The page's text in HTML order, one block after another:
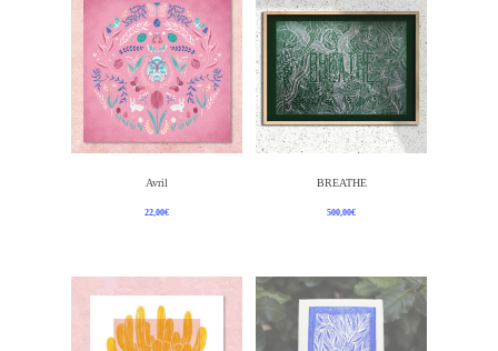
Ajouter Au Panier
Avril
22,00€
Ajouter Au Panier
BREATHE
500,00€